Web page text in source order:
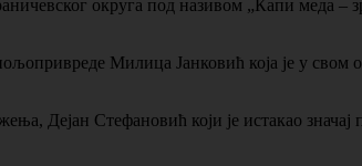
округа под називом „Капи меда –
Милица Јанковић која је у
Дејан Стефановић који је истакао